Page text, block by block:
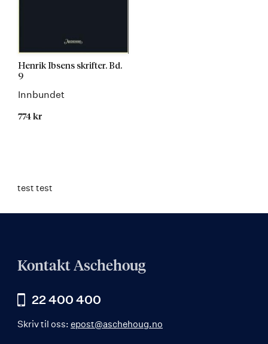
Henrik Ibsens skrifter. Bd.
9
Innbundet
774 kr
test test
Kontakt Aschehoug
22 400 400
Skriv til oss: epost@aschehoug.no